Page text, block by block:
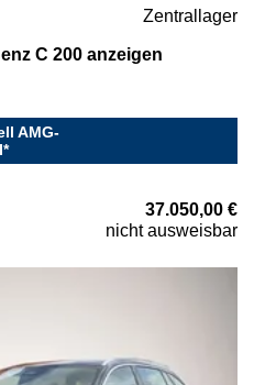
Zentrallager
C 200 anzeigen
AMG-
37.050,00 €
nicht ausweisbar